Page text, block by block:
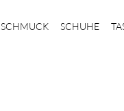
SCHMUCK SCHUHE